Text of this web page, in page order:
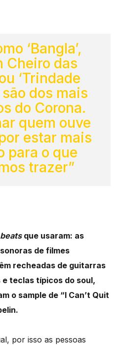
‘Bangla’,
Cheiro das
‘Trindade
dos mais
do Corona.
quem ouve
estar mais
para o que
trazer”
beatsque usaram: as
de filmes
recheadas de guitarras
teclas típicos do soul,
o sample de “I Can’t Quit
por isso as pessoas